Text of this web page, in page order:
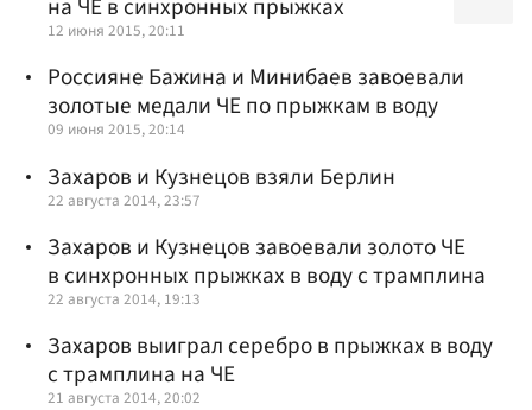
на ЧЕ в синхронных прыжках
12 июня 2015, 20:11
Россияне Бажина и Минибаев завоевали
золотые медали ЧЕ по прыжкам в воду
09 июня 2015, 20:14
Захаров и Кузнецов взяли Берлин
22 августа 2014, 23:57
Захаров и Кузнецов завоевали золото ЧЕ
в синхронных прыжках в воду с трамплина
22 августа 2014, 19:13
Захаров выиграл серебро в прыжках в воду
с трамплина на ЧЕ
21 августа 2014, 20:02